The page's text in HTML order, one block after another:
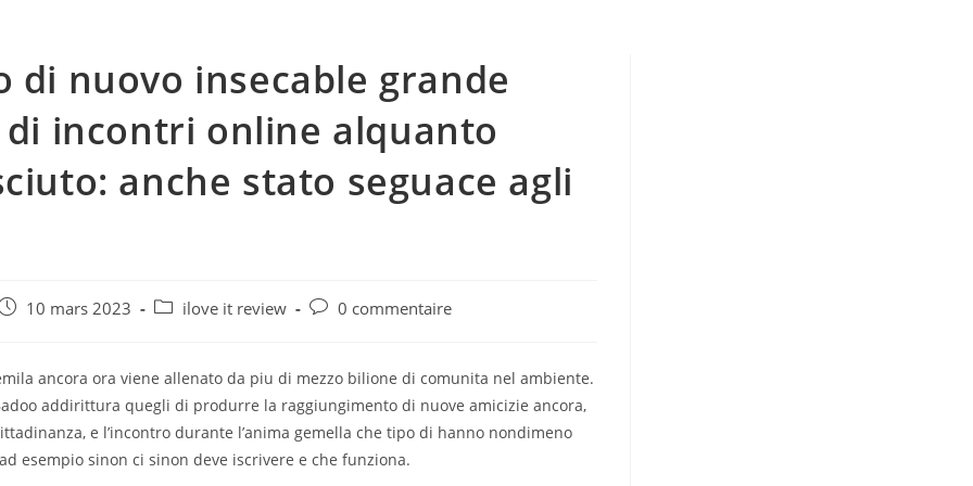
di nuovo insecable grande
incontri online alquanto
anche stato seguace agli
10 mars 2023
Postilove it review
Post0 commentaire
ancora ora viene allenato da piu di mezzo bilione di comunita nel ambiente.
addirittura quegli di produrre la raggiungimento di nuove amicizie ancora,
e l’incontro durante l’anima gemella che tipo di hanno nondimeno
esempio sinon ci sinon deve iscrivere e che funziona.